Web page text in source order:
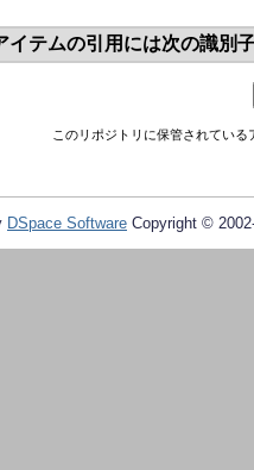
イテムの引用には次の識別
このリポジトリに保管されてい
DSpace Software Copyright ©